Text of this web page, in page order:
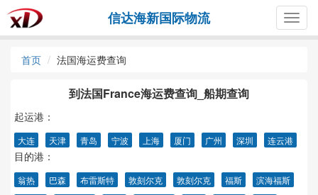
信达海新国际物流
首页 法国海运费查询
到法国France海运费查询_船期查询
起运港：
大连 天津 青岛 宁波 上海 厦门 广州 深圳 连云港
目的港：
翁热 巴森 布雷斯特 敦刻尔克 敦刻尔克 福斯
滨海福斯